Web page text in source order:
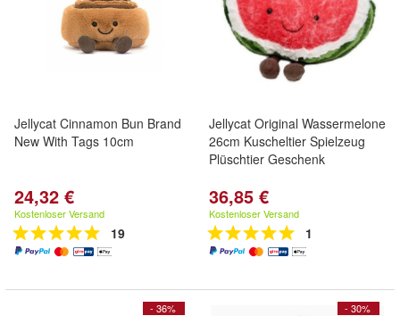
Jellycat Cinnamon Bun Brand
New With Tags 10cm
24,32 €
Kostenloser Versand
19
Jellycat Original Wassermelone
26cm Kuscheltier Spielzeug
Plüschtier Geschenk
36,85 €
Kostenloser Versand
1
- 36% - 30%